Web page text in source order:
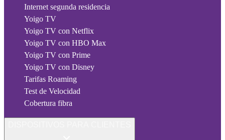
Internet segunda residencia
Yoigo TV
Yoigo TV con Netflix
Yoigo TV con HBO Max
Yoigo TV con Prime
Yoigo TV con Disney
Tarifas Roaming
Test de Velocidad
Cobertura fibra